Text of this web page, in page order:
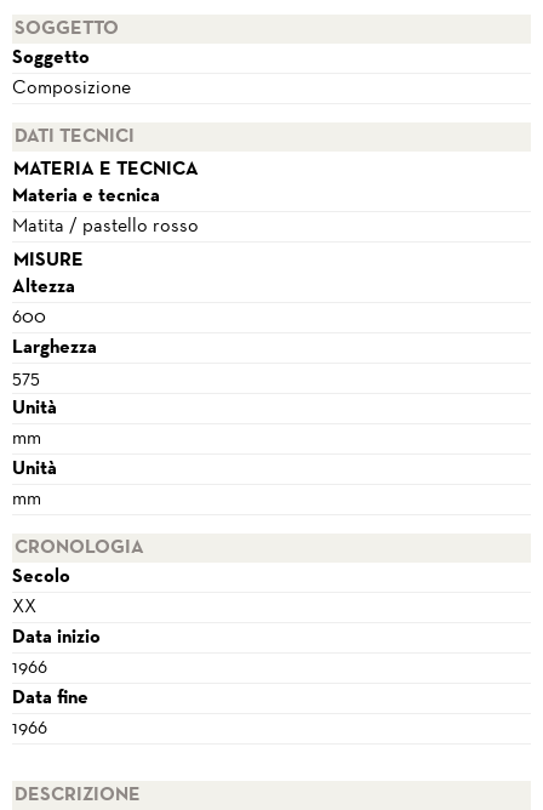
SOGGETTO
Soggetto
Composizione
DATI TECNICI
MATERIA E TECNICA
Materia e tecnica
Matita / pastello rosso
MISURE
Altezza
600
Larghezza
575
Unità
mm
Unità
mm
CRONOLOGIA
Secolo
XX
Data inizio
1966
Data fine
1966
DESCRIZIONE